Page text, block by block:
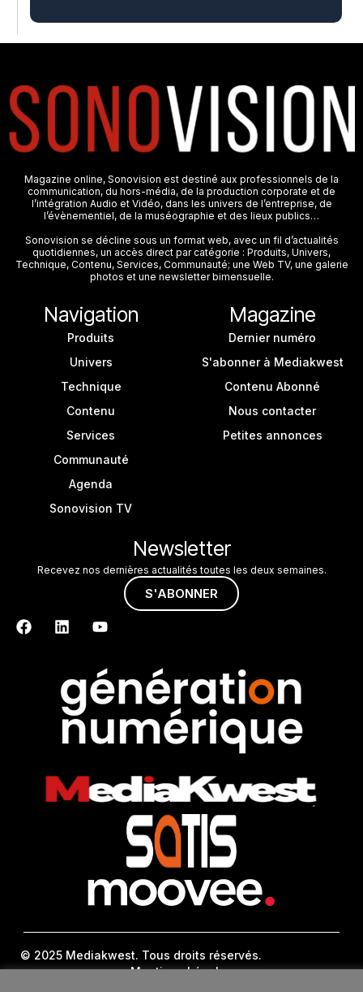
Magazine online, Sonovision est destiné aux professionnels de la
communication, du hors-média, de la production corporate et de
l’intégration Audio et Vidéo, dans les univers de l’entreprise, de
l’évènementiel, de la muséographie et des lieux publics…
Sonovision se décline sous un format web, avec un fil d’actualités
quotidiennes, un accès direct par catégorie : Produits, Univers,
Technique, Contenu, Services, Communauté; une Web TV, une galerie
photos et une newsletter bimensuelle.
Navigation
Produits
Univers
Technique
Contenu
Services
Communauté
Agenda
Sonovision TV
Magazine
Dernier numéro
S'abonner à Mediakwest
Contenu Abonné
Nous contacter
Petites annonces
Newsletter
Recevez nos dernières actualités toutes les deux semaines.
S'ABONNER
© 2025 Mediakwest. Tous droits réservés.
Mentions Légales